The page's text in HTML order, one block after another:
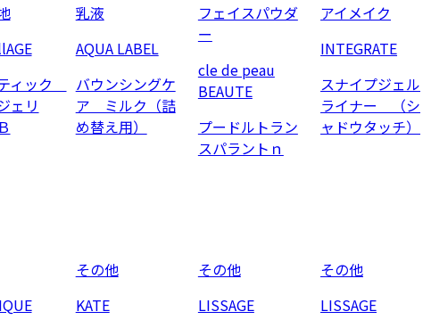
ィック
ェリ
乳液
AQUA LABEL
バウンシングケ
ア ミルク（詰
め替え用）
フェイスパウダ
ー
cle de peau
BEAUTE
プードルトラン
スパラントｎ
アイメイク
INTEGRATE
スナイプジェル
ライナー （シ
ャドウタッチ）
その他
KATE
その他
LISSAGE
その他
LISSAGE